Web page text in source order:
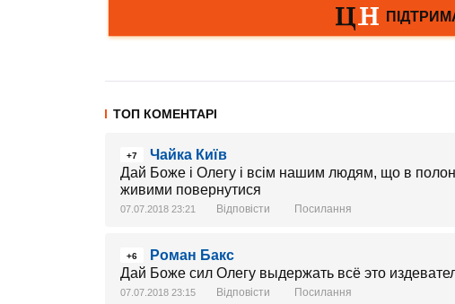
ТОП КОМЕНТАРІ
+7
Чайка Київ
Дай Боже і Олегу і всім нашим людям, що в
живими повернутися
07.07.2018 23:21 Відповісти Посилання
+6
Роман Бакс
Дай Боже сил Олегу выдержать всё это
07.07.2018 23:15 Відповісти Посилання